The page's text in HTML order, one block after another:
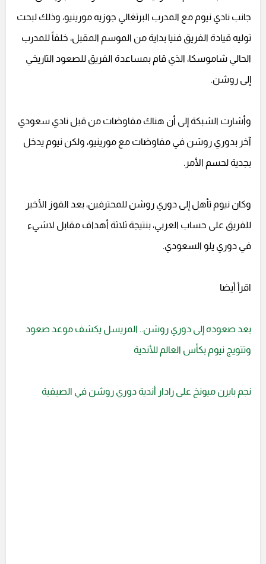
جانب نادي نيوم مع المدرب البرتغالي جوزيه مورينيو، وذلك لبحث
توليه قيادة الفريق فنيا بداية من الموسم المقبل، خلفاً للمدرب
الحالي شاموسكا، الذي قام بمساعدة الفريق للصعود التاريخي
إلى روشن.
وأشارت الشبكة إلى أن هناك مفاوضات من قبل نادي سعودي
آخر بدوري روشن في مفاوضات مع مورينيو، ولكن نيوم يدخل
بجدية لحسم الأمر.
وكان نيوم تأهل إلى دوري روشن للمحترفين، بعد الفوز الأخير
للفريق على حساب العربي، بنتيجة ثلاثة أهداف مقابل لاشيء
في دوري يلو السعودي.
اقرأ أيضا
بعد صعوده إلى دوري روشن.. المريسل يكشف موعد صعود
وتتويج نيوم بكأس العالم للأندية
نجم بايرن ميونخ على رادار أندية دوري روشن في الصيفية